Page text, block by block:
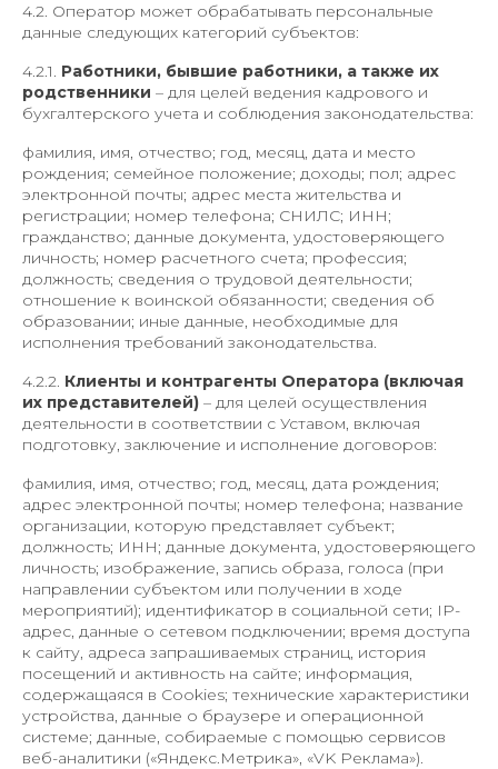
4.2. Оператор может обрабатывать персональные
данные следующих категорий субъектов:
4.2.1. Работники, бывшие работники, а также их
родственники – для целей ведения кадрового и
бухгалтерского учета и соблюдения законодательства:
фамилия, имя, отчество; год, месяц, дата и место
рождения; семейное положение; доходы; пол; адрес
электронной почты; адрес места жительства и
регистрации; номер телефона; СНИЛС; ИНН;
гражданство; данные документа, удостоверяющего
личность; номер расчетного счета; профессия;
должность; сведения о трудовой деятельности;
отношение к воинской обязанности; сведения об
образовании; иные данные, необходимые для
исполнения требований законодательства.
4.2.2. Клиенты и контрагенты Оператора (включая
их представителей) – для целей осуществления
деятельности в соответствии с Уставом, включая
подготовку, заключение и исполнение договоров:
фамилия, имя, отчество; год, месяц, дата рождения;
адрес электронной почты; номер телефона; название
организации, которую представляет субъект;
должность; ИНН; данные документа, удостоверяющего
личность; изображение, запись образа, голоса (при
направлении субъектом или получении в ходе
мероприятий); идентификатор в социальной сети; IP-
адрес, данные о сетевом подключении; время доступа
к сайту, адреса запрашиваемых страниц, история
посещений и активность на сайте; информация,
содержащаяся в Cookies; технические характеристики
устройства, данные о браузере и операционной
системе; данные, собираемые с помощью сервисов
веб-аналитики («Яндекс.Метрика», «VK Реклама»).